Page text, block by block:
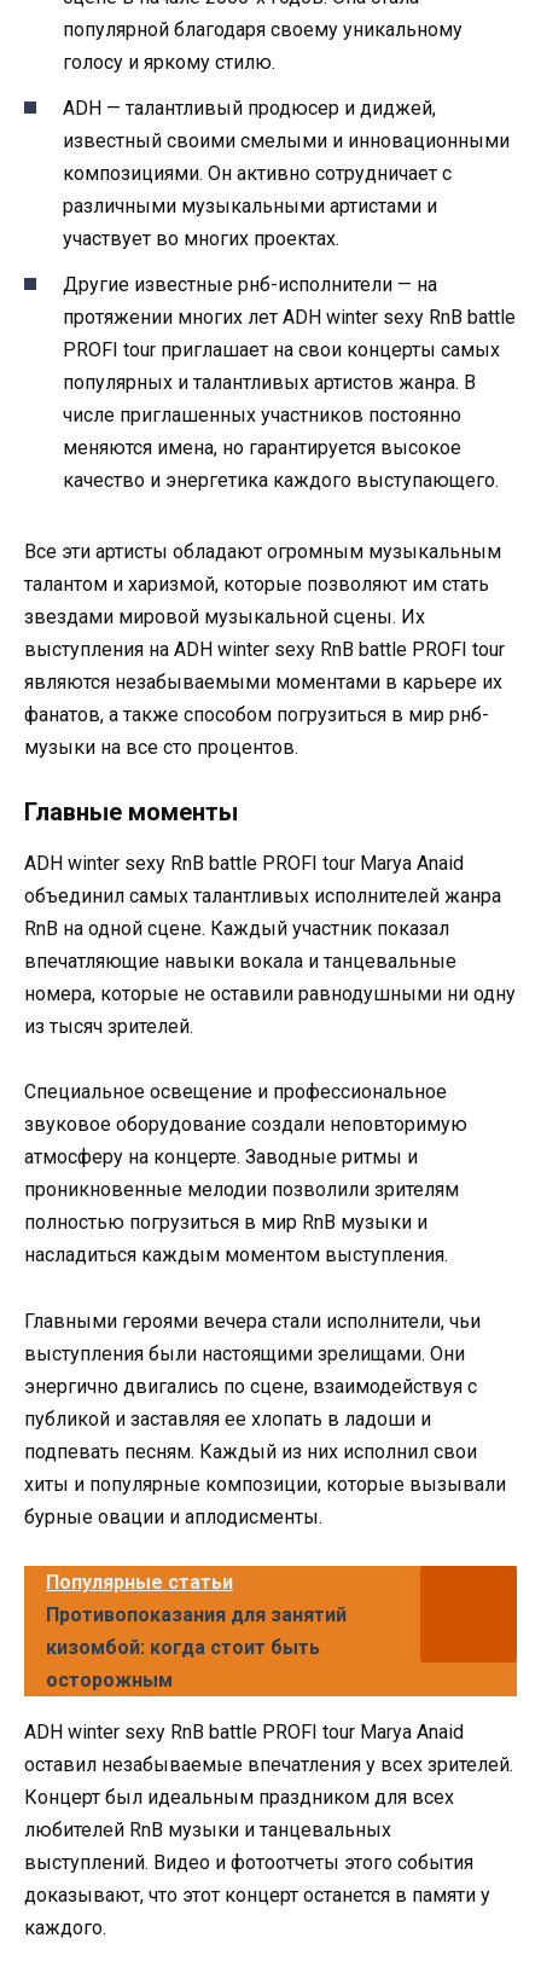
популярной благодаря своему уникальному
голосу и яркому стилю.
ADH — талантливый продюсер и диджей,
известный своими смелыми и инновационными
композициями. Он активно сотрудничает с
различными музыкальными артистами и
участвует во многих проектах.
Другие известные рнб-исполнители — на
протяжении многих лет ADH winter sexy RnB battle
PROFI tour приглашает на свои концерты самых
популярных и талантливых артистов жанра. В
числе приглашенных участников постоянно
меняются имена, но гарантируется высокое
качество и энергетика каждого выступающего.
Все эти артисты обладают огромным музыкальным
талантом и харизмой, которые позволяют им стать
звездами мировой музыкальной сцены. Их
выступления на ADH winter sexy RnB battle PROFI tour
являются незабываемыми моментами в карьере их
фанатов, а также способом погрузиться в мир рнб-
музыки на все сто процентов.
Главные моменты
ADH winter sexy RnB battle PROFI tour Marya Anaid
объединил самых талантливых исполнителей жанра
RnB на одной сцене. Каждый участник показал
впечатляющие навыки вокала и танцевальные
номера, которые не оставили равнодушными ни одну
из тысяч зрителей.
Специальное освещение и профессиональное
звуковое оборудование создали неповторимую
атмосферу на концерте. Заводные ритмы и
проникновенные мелодии позволили зрителям
полностью погрузиться в мир RnB музыки и
насладиться каждым моментом выступления.
Главными героями вечера стали исполнители, чьи
выступления были настоящими зрелищами. Они
энергично двигались по сцене, взаимодействуя с
публикой и заставляя ее хлопать в ладоши и
подпевать песням. Каждый из них исполнил свои
хиты и популярные композиции, которые вызывали
бурные овации и аплодисменты.
Популярные статьи
Противопоказания для занятий
кизомбой: когда стоит быть
осторожным
ADH winter sexy RnB battle PROFI tour Marya Anaid
оставил незабываемые впечатления у всех зрителей.
Концерт был идеальным праздником для всех
любителей RnB музыки и танцевальных
выступлений. Видео и фотоотчеты этого события
доказывают, что этот концерт останется в памяти у
каждого.